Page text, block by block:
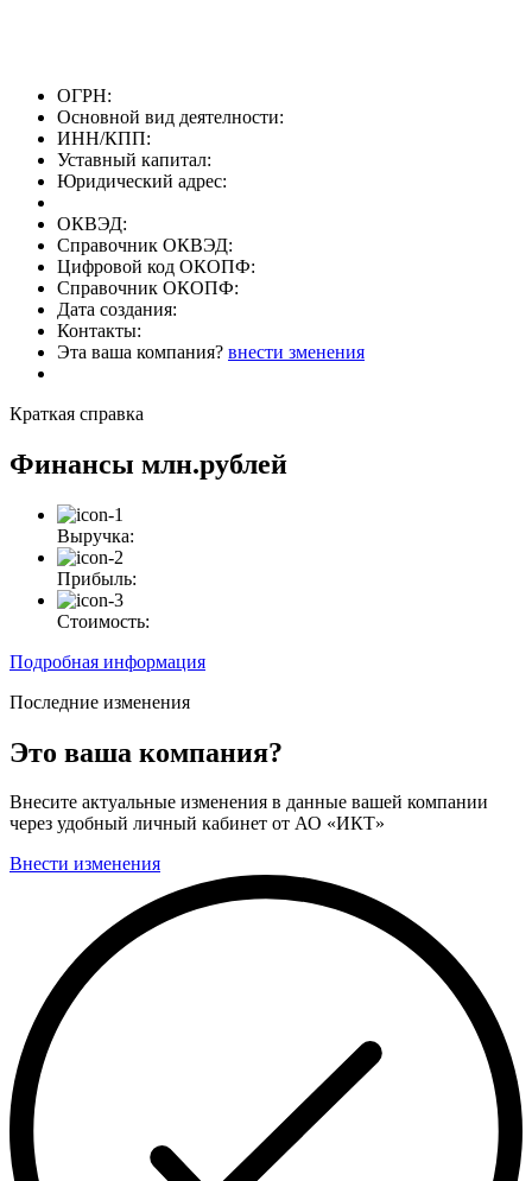
ОГРН:
Основной вид деятелности:
ИНН/КПП:
Уставный капитал:
Юридический адрес:
ОКВЭД:
Справочник ОКВЭД:
Цифровой код ОКОПФ:
Справочник ОКОПФ:
Дата создания:
Контакты:
Эта ваша компания? внести зменения
Краткая справка
Финансы млн.рублей
Выручка:
Прибыль:
Стоимость:
Подробная информация
Последние изменения
Это ваша компания?
Внесите актуальные изменения в данные вашей компании
через удобный личный кабинет от АО «ИКТ»
Внести изменения